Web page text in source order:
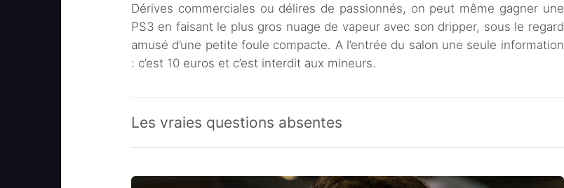
Dérives commerciales ou délires de passionnés, on peut même gagner une
PS3 en faisant le plus gros nuage de vapeur avec son dripper, sous le regard
amusé d’une petite foule compacte. A l’entrée du salon une seule information
: c’est 10 euros et c’est interdit aux mineurs.
Les vraies questions absentes